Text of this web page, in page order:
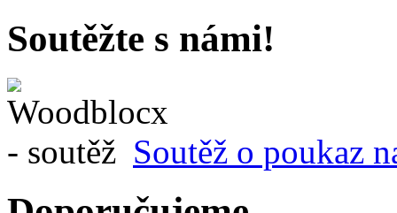
Soutěžte s námi!
Soutěž o poukaz